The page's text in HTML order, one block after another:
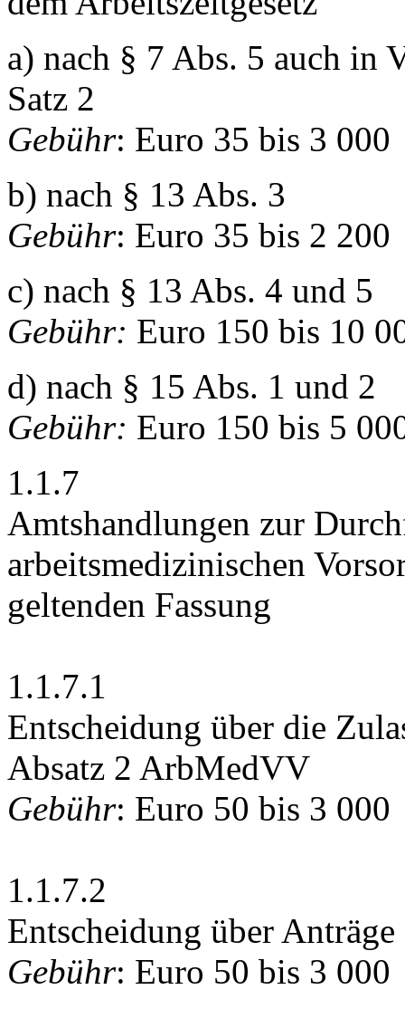
a) nach § 7 Abs. 5 auch in
Satz 2
Gebühr: Euro 35 bis 3 000
b) nach § 13 Abs. 3
Gebühr: Euro 35 bis 2 200
c) nach § 13 Abs. 4 und 5
Gebühr: Euro 150 bis 10
d) nach § 15 Abs. 1 und 2
Gebühr: Euro 150 bis 5
1.1.7
Amtshandlungen zur
arbeitsmedizinischen
geltenden Fassung
1.1.7.1
Entscheidung über die
Absatz 2 ArbMedVV
Gebühr: Euro 50 bis 3 000
1.1.7.2
Entscheidung über
Gebühr: Euro 50 bis 3 000